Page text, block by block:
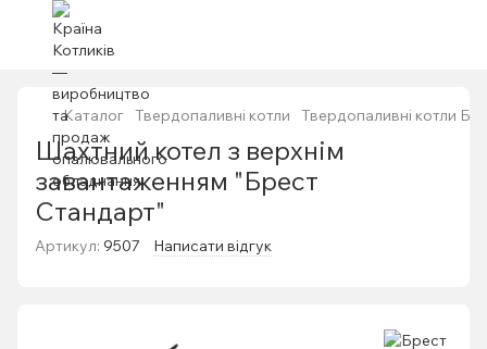
Каталог Твердопаливні котли Твердопаливні котли
Шахтний котел з верхнім
завантаженням "Брест
Стандарт"
Артикул: 9507 Написати відгук